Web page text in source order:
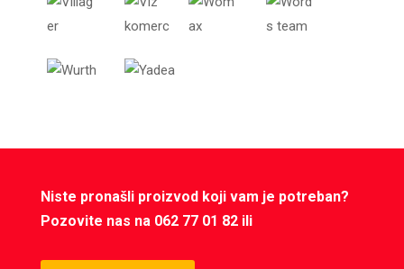
Niste pronašli proizvod koji vam je potreban?
Pozovite nas na 062 77 01 82 ili